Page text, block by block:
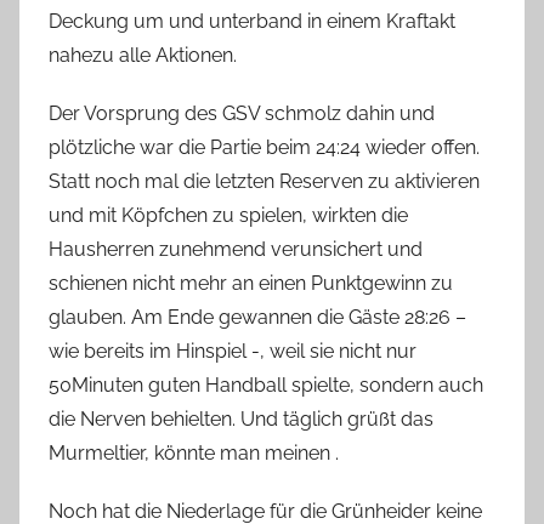
Deckung um und unterband in einem Kraftakt
nahezu alle Aktionen.
Der Vorsprung des GSV schmolz dahin und
plötzliche war die Partie beim 24:24 wieder offen.
Statt noch mal die letzten Reserven zu aktivieren
und mit Köpfchen zu spielen, wirkten die
Hausherren zunehmend verunsichert und
schienen nicht mehr an einen Punktgewinn zu
glauben. Am Ende gewannen die Gäste 28:26 –
wie bereits im Hinspiel -, weil sie nicht nur
50Minuten guten Handball spielte, sondern auch
die Nerven behielten. Und täglich grüßt das
Murmeltier, könnte man meinen .
Noch hat die Niederlage für die Grünheider keine